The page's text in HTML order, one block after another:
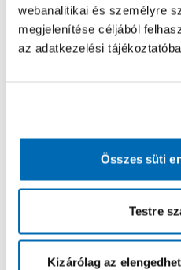
webanalitikai és személyre
megjelenítése céljából
az adatkezelési
Összes süti
Testre
Kizárólag az